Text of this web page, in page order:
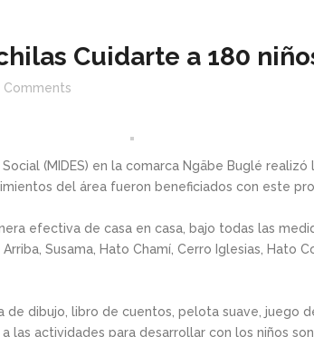
Cuidarte a 180
Comments
(MIDES) en la comarca Ngäbe Buglé
del área fueron beneficiados con este
efectiva de casa en casa, bajo todas las
Susama, Hato Chamí, Cerro Iglesias,
de dibujo, libro de cuentos, pelota suave, juego
las actividades para desarrollar con los niños